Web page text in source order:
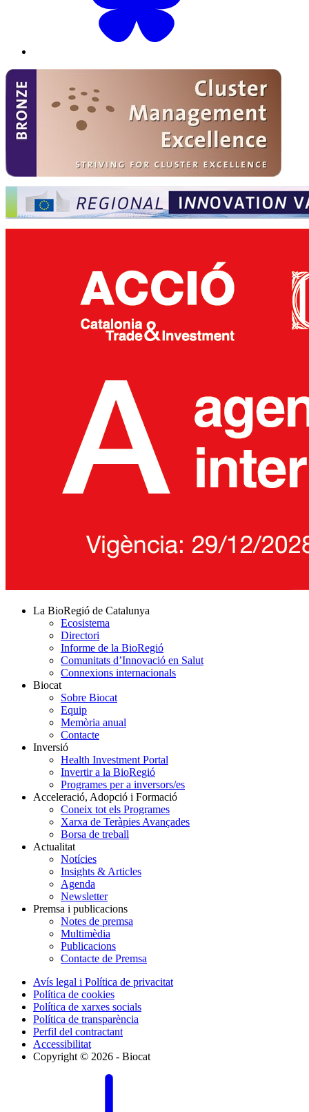
La BioRegió de Catalunya
Ecosistema
Directori
Informe de la BioRegió
Comunitats d’Innovació en Salut
Connexions internacionals
Biocat
Sobre Biocat
Equip
Memòria anual
Contacte
Inversió
Health Investment Portal
Invertir a la BioRegió
Programes per a inversors/es
Acceleració, Adopció i Formació
Coneix tot els Programes
Xarxa de Teràpies Avançades
Borsa de treball
Actualitat
Notícies
Insights & Articles
Agenda
Newsletter
Premsa i publicacions
Notes de premsa
Multimèdia
Publicacions
Contacte de Premsa
Avís legal i Política de privacitat
Política de cookies
Política de xarxes socials
Política de transparència
Perfil del contractant
Accessibilitat
Copyright © 2026 - Biocat